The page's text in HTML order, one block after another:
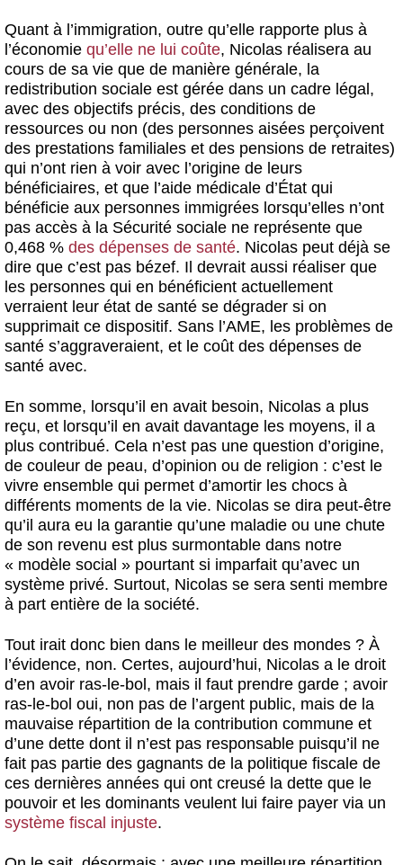
Quant à l’immigration, outre qu’elle rapporte plus à
l’économie qu’elle ne lui coûte, Nicolas réalisera au
cours de sa vie que de manière générale, la
redistribution sociale est gérée dans un cadre légal,
avec des objectifs précis, des conditions de
ressources ou non (des personnes aisées perçoivent
des prestations familiales et des pensions de retraites)
qui n’ont rien à voir avec l’origine de leurs
bénéficiaires, et que l’aide médicale d’État qui
bénéficie aux personnes immigrées lorsqu’elles n’ont
pas accès à la Sécurité sociale ne représente que
0,468 % des dépenses de santé. Nicolas peut déjà se
dire que c’est pas bézef. Il devrait aussi réaliser que
les personnes qui en bénéficient actuellement
verraient leur état de santé se dégrader si on
supprimait ce dispositif. Sans l’AME, les problèmes de
santé s’aggraveraient, et le coût des dépenses de
santé avec.
En somme, lorsqu’il en avait besoin, Nicolas a plus
reçu, et lorsqu’il en avait davantage les moyens, il a
plus contribué. Cela n’est pas une question d’origine,
de couleur de peau, d’opinion ou de religion : c’est le
vivre ensemble qui permet d’amortir les chocs à
différents moments de la vie. Nicolas se dira peut-être
qu’il aura eu la garantie qu’une maladie ou une chute
de son revenu est plus surmontable dans notre
« modèle social » pourtant si imparfait qu’avec un
système privé. Surtout, Nicolas se sera senti membre
à part entière de la société.
Tout irait donc bien dans le meilleur des mondes ? À
l’évidence, non. Certes, aujourd’hui, Nicolas a le droit
d’en avoir ras-le-bol, mais il faut prendre garde ; avoir
ras-le-bol oui, non pas de l’argent public, mais de la
mauvaise répartition de la contribution commune et
d’une dette dont il n’est pas responsable puisqu’il ne
fait pas partie des gagnants de la politique fiscale de
ces dernières années qui ont creusé la dette que le
pouvoir et les dominants veulent lui faire payer via un
système fiscal injuste.